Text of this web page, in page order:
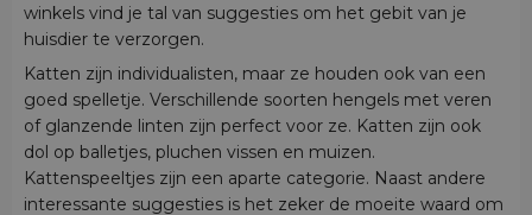
winkels vind je tal van suggesties om het gebit van je
huisdier te verzorgen.
Katten zijn individualisten, maar ze houden ook van een
goed spelletje. Verschillende soorten hengels met veren
of glanzende linten zijn perfect voor ze. Katten zijn ook
dol op balletjes, pluchen vissen en muizen.
Kattenspeeltjes zijn een aparte categorie. Naast andere
interessante suggesties is het zeker de moeite waard om